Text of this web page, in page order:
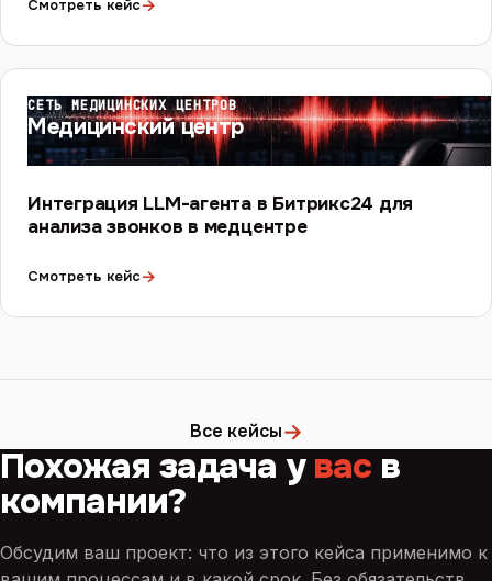
Смотреть кейс→
СЕТЬ МЕДИЦИНСКИХ ЦЕНТРОВ
Медицинский центр
Интеграция LLM-агента в Битрикс24 для
анализа звонков в медцентре
Смотреть кейс→
Все кейсы→
Похожая задача увасв
компании?
Обсудим ваш проект: что из этого кейса применимо к